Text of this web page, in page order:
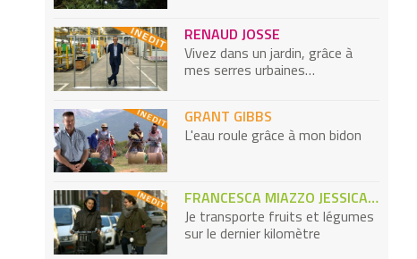
RENAUD JOSSE
Vivez dans un jardin, grâce à
mes serres urbaines
GRANT GIBBS
L'eau roule grâce à mon bidon
FRANCESCA MIAZZO JESSICA SPADACINI
Je transporte fruits et légumes
sur le dernier kilomètre